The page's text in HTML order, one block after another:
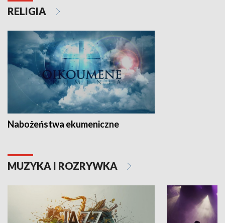
RELIGIA
Nabożeństwa ekumeniczne
MUZYKA I ROZRYWKA